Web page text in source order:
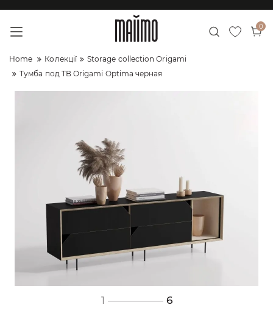
0
Home Колекції
Storage collection Origami
Тумба под ТВ Origami Optima черная
1 6